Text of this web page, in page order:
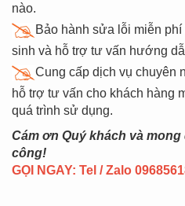
nào.
Bảo hành sửa lỗi miễn
sinh và hỗ trợ tư vấn hướng
Cung cấp dịch vụ chuyên
hỗ trợ tư vấn cho khách hàng
quá trình sử dụng.
Cám ơn Quý khách và
công!
GỌI NGAY: Tel / Zalo